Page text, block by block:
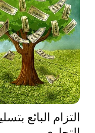
التزام البائع